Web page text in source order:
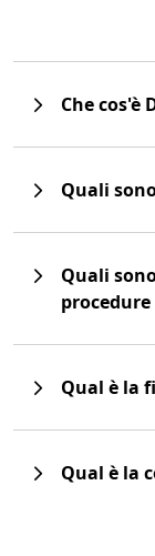
Che cos'è
Quali
Quali
Qual è la
Qual è la